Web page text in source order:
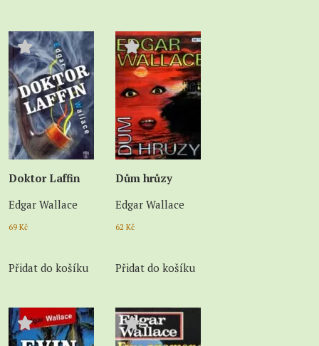
Doktor Laffin
Edgar Wallace
69 Kč
Přidat do košíku
Dům hrůzy
Edgar Wallace
62 Kč
Přidat do košíku